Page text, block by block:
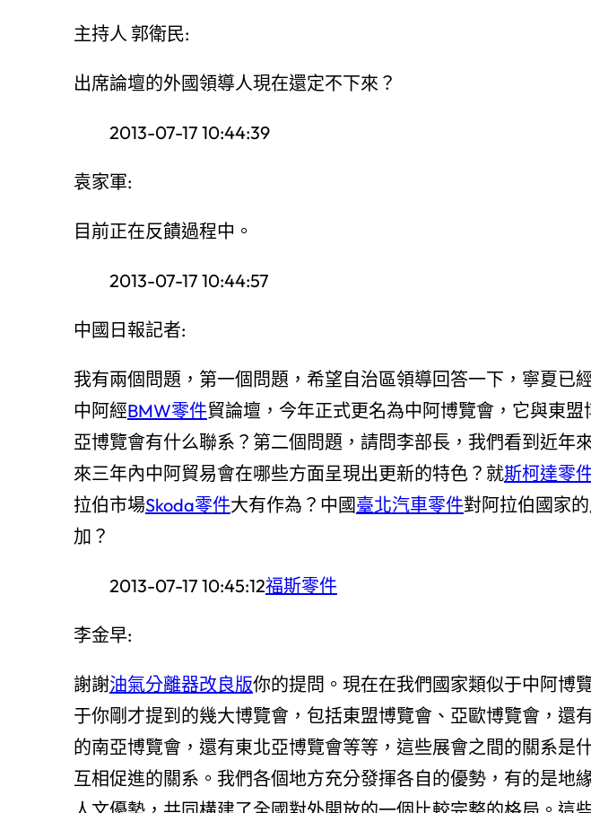
主持人 郭衛民:
出席論壇的外國領導人現在還定不下來？
2013-07-17 10:44:39
袁家軍:
目前正在反饋過程中。
2013-07-17 10:44:57
中國日報記者:
我有兩個問題，第一個問題，希望自治區領導回答一下，寧夏已
中阿經BMW零件貿論壇，今年正式更名為中阿博覽會，它與東
亞博覽會有什么聯系？第二個問題，請問李部長，我們看到近年
來三年內中阿貿易會在哪些方面呈現出更新的特色？就斯柯達零
拉伯市場Skoda零件大有作為？中國臺北汽車零件對阿拉伯國家
加？
2013-07-17 10:45:12福斯零件
李金早:
謝謝油氣分離器改良版你的提問。現在在我們國家類似于中阿博
于你剛才提到的幾大博覽會，包括東盟博覽會、亞歐博覽會，還
的南亞博覽會，還有東北亞博覽會等等，這些展會之間的關系是
互相促進的關系。我們各個地方充分發揮各自的優勢，有的是地